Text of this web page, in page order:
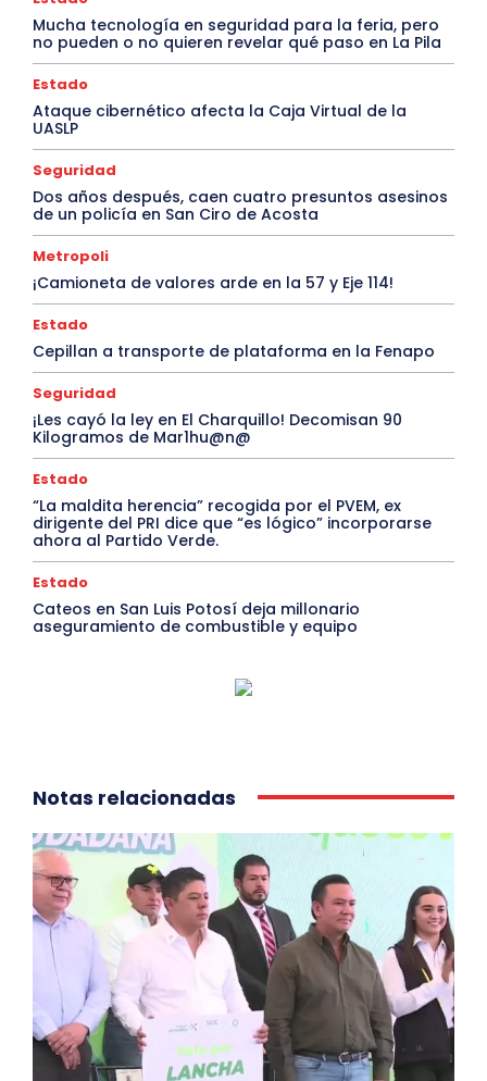
Mucha tecnología en seguridad para la feria, pero
no pueden o no quieren revelar qué paso en La Pila
Estado
Ataque cibernético afecta la Caja Virtual de la
UASLP
Seguridad
Dos años después, caen cuatro presuntos asesinos
de un policía en San Ciro de Acosta
Metropoli
¡Camioneta de valores arde en la 57 y Eje 114!
Estado
Cepillan a transporte de plataforma en la Fenapo
Seguridad
¡Les cayó la ley en El Charquillo! Decomisan 90
Kilogramos de Mar1hu@n@
Estado
“La maldita herencia” recogida por el PVEM, ex
dirigente del PRI dice que “es lógico” incorporarse
ahora al Partido Verde.
Estado
Cateos en San Luis Potosí deja millonario
aseguramiento de combustible y equipo
Notas relacionadas